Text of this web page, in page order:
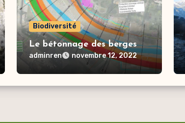
Biodiversité
Le bétonnage des berges
adminren novembre 12, 2022